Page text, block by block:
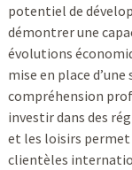
potentiel de
démontrer une
évolutions
mise en place
compréhension
investir dans des
et les loisirs permet
clientèles